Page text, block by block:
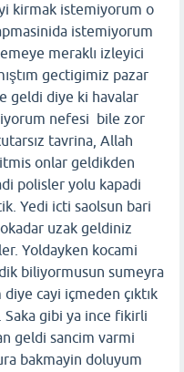
kirmak istemiyorum o
istemiyorum
meraklı izleyici
gectigimiz pazar
geldi diye ki havalar
nefesi bile zor
tavrina, Allah
onlar geldikden
polisler yolu kapadi
Yedi icti saolsun bari
uzak geldiniz
Yoldayken kocami
biliyormusun sumeyra
cayi içmeden çıktık
gibi ya ince fikirli
geldi sancim varmi
bakmayin doluyum